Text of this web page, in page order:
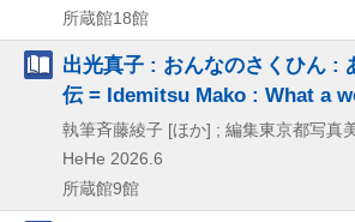
所蔵館18館
出光真子 : おんなのさくひん :
伝 = Idemitsu Mako : What a
執筆斉藤綾子 [ほか] ; 編集東京都写真
HeHe 2026.6
所蔵館9館